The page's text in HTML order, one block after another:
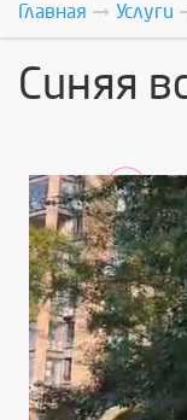
Главная Услуги
Синяя